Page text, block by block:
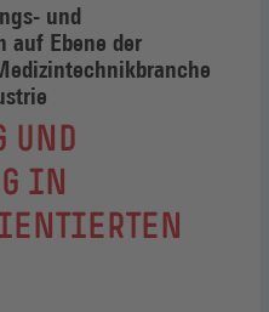
und
auf Ebene der
UND
IN